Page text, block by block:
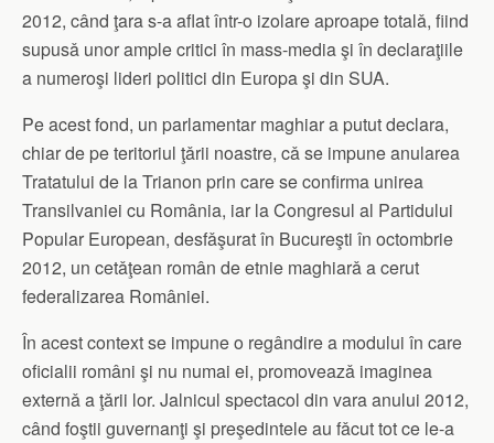
2012, când ţara s-a aflat într-o izolare aproape totalǎ, fiind
supusǎ unor ample critici în mass-media şi în declaraţiile
a numeroşi lideri politici din Europa şi din SUA.
Pe acest fond, un parlamentar maghiar a putut declara,
chiar de pe teritoriul ţǎrii noastre, cǎ se impune anularea
Tratatului de la Trianon prin care se confirma unirea
Transilvaniei cu România, iar la Congresul al Partidului
Popular European, desfǎşurat în Bucureşti în octombrie
2012, un cetǎţean român de etnie maghiarǎ a cerut
federalizarea României.
În acest context se impune o regândire a modului în care
oficialii români şi nu numai ei, promoveazǎ imaginea
externǎ a ţǎrii lor. Jalnicul spectacol din vara anului 2012,
când foştii guvernanţi şi preşedintele au fǎcut tot ce le-a